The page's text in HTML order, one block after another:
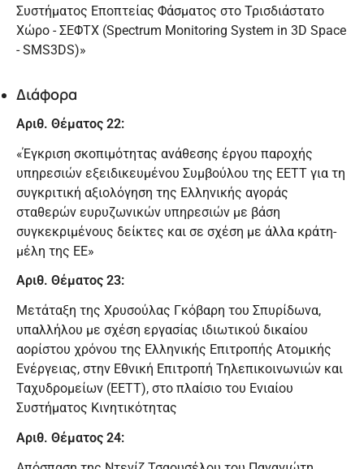
Συστήματος Εποπτείας Φάσματος στο Τρισδιάστατο
Χώρο - ΣΕΦΤΧ (Spectrum Monitoring System in 3D Space
- SMS3DS)»
Διάφορα
Αριθ. Θέματος 22:
«Έγκριση σκοπιμότητας ανάθεσης έργου παροχής
υπηρεσιών εξειδικευμένου Συμβούλου της ΕΕΤΤ για τη
συγκριτική αξιολόγηση της Ελληνικής αγοράς
σταθερών ευρυζωνικών υπηρεσιών με βάση
συγκεκριμένους δείκτες και σε σχέση με άλλα κράτη-
μέλη της ΕΕ»
Αριθ. Θέματος 23:
Μετάταξη της Χρυσούλας Γκόβαρη του Σπυρίδωνα,
υπαλλήλου με σχέση εργασίας ιδιωτικού δικαίου
αορίστου χρόνου της Ελληνικής Επιτροπής Ατομικής
Ενέργειας, στην Εθνική Επιτροπή Τηλεπικοινωνιών και
Ταχυδρομείων (ΕΕΤΤ), στο πλαίσιο του Ενιαίου
Συστήματος Κινητικότητας
Αριθ. Θέματος 24: